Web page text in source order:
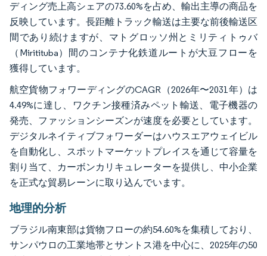
ディング売上高シェアの73.60%を占め、輸出主導の商品を
反映しています。長距離トラック輸送は主要な前後輸送区
間であり続けますが、マトグロッソ州とミリティトゥバ
（Miritituba）間のコンテナ化鉄道ルートが大豆フローを
獲得しています。
航空貨物フォワーディングのCAGR（2026年〜2031年）は
4.49%に達し、ワクチン接種済みペット輸送、電子機器の
発売、ファッションシーズンが速度を必要としています。
デジタルネイティブフォワーダーはハウスエアウェイビル
を自動化し、スポットマーケットプレイスを通じて容量を
割り当て、カーボンカリキュレーターを提供し、中小企業
を正式な貿易レーンに取り込んでいます。
地理的分析
ブラジル南東部は貨物フローの約54.60%を集積しており、
サンパウロの工業地帯とサントス港を中心に、2025年の50